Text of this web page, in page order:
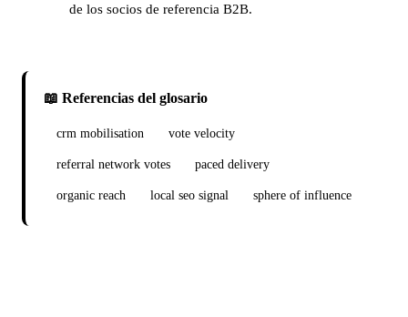
de los socios de referencia B2B.
📖 Referencias del glosario
crm mobilisation vote velocity
referral network votes paced delivery
organic reach local seo signal sphere of influence